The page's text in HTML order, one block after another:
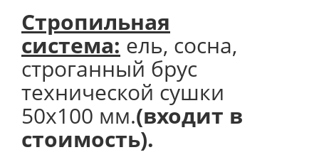
Стропильная
система: ель, сосна,
строганный брус
технической сушки
50х100 мм.(входит в
стоимость).